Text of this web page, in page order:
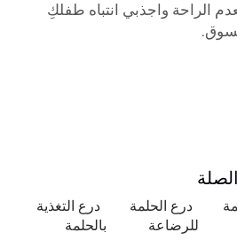
الراحة واجذبي انتباه طفلكِ
درع الحلمة
للرضاعة
درع التغذية
بالحلمة